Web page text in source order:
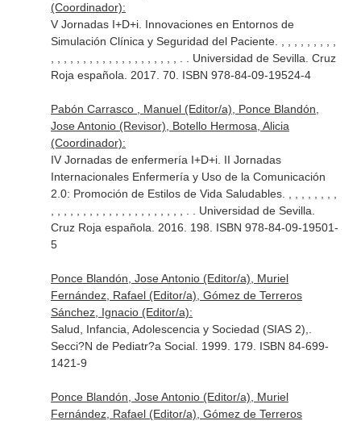
(Coordinador):
V Jornadas I+D+i. Innovaciones en Entornos de
Simulación Clínica y Seguridad del Paciente. , , , , , , , , ,
, , , , , , , , , , , , , , , , , , , , . . Universidad de Sevilla. Cruz
Roja española. 2017. 70. ISBN 978-84-09-19524-4
Pabón Carrasco , Manuel (Editor/a), Ponce Blandón,
Jose Antonio (Revisor), Botello Hermosa, Alicia
(Coordinador):
IV Jornadas de enfermería I+D+i. II Jornadas
Internacionales Enfermería y Uso de la Comunicación
2.0: Promoción de Estilos de Vida Saludables. , , , , , , , ,
, , , , , , , , , , , , , , , , , , , , , . . Universidad de Sevilla.
Cruz Roja española. 2016. 198. ISBN 978-84-09-19501-
5
Ponce Blandón, Jose Antonio (Editor/a), Muriel
Fernández, Rafael (Editor/a), Gómez de Terreros
Sánchez, Ignacio (Editor/a):
Salud, Infancia, Adolescencia y Sociedad (SIAS 2),.
Secci?N de Pediatr?a Social. 1999. 179. ISBN 84-699-
1421-9
Ponce Blandón, Jose Antonio (Editor/a), Muriel
Fernández, Rafael (Editor/a), Gómez de Terreros